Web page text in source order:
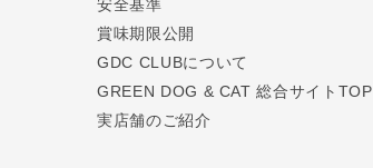
安全基準
賞味期限公開
GDC CLUBについて
GREEN DOG & CAT 総合サイトTOP
実店舗のご紹介